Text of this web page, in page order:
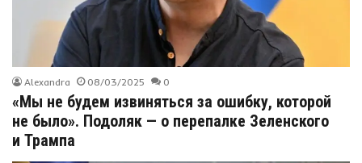
Alexandra 08/03/2025 0
«Мы не будем извиняться за ошибку, которой
не было». Подоляк — о перепалке Зеленского
и Трампа